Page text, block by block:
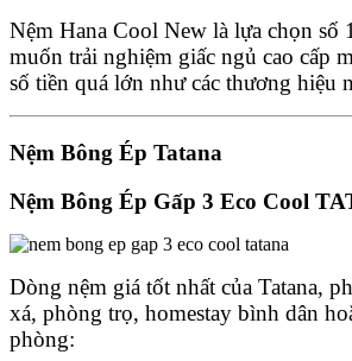
Nệm Hana Cool New là lựa chọn số
muốn trải nghiệm giấc ngủ cao cấp
số tiền quá lớn như các thương hiệu
Nệm Bông Ép Tatana
Nệm Bông Ép Gấp 3 Eco Cool
Dòng nệm giá tốt nhất của Tatana,
xá, phòng trọ, homestay bình dân
phòng: